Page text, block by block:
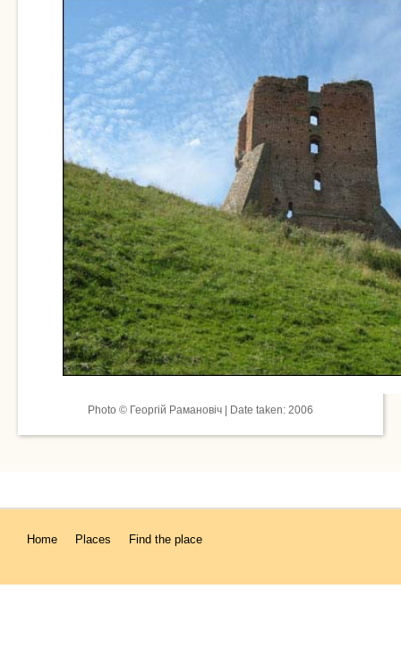
Photo © Георгій Рамановіч | Date taken: 2006
Home Places Find the place